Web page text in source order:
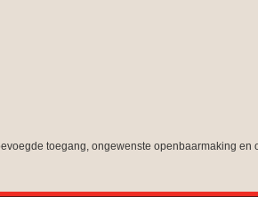
toegang, ongewenste openbaarmaking